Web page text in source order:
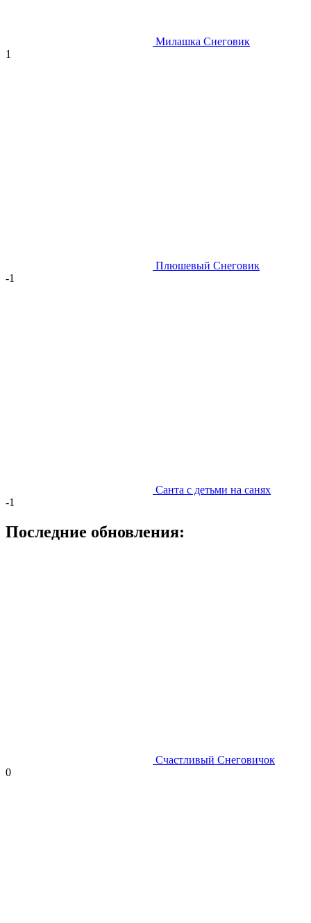
Милашка Снеговик
1
Плюшевый Снеговик
-1
Санта с детьми на санях
-1
Последние обновления:
Счастливый Снеговичок
0